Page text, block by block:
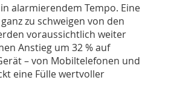
alarmierendem Tempo. Eine
zu schweigen von den
voraussichtlich weiter
Anstieg um 32 % auf
– von Mobiltelefonen und
eine Fülle wertvoller